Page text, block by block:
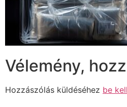
Vélemény,
Hozzászólás küldéséhez be